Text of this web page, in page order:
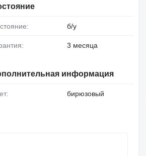
б/у
3 месяца
информация
бирюзовый